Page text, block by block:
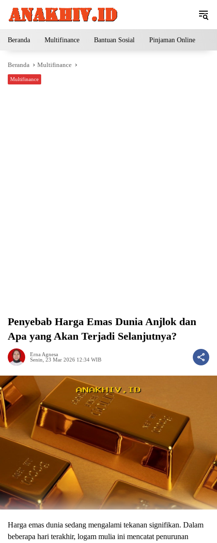
Beranda Multifinance Bantuan Sosial Pinjaman Online
Beranda Multifinance
Multifinance
Penyebab Harga Emas Dunia Anjlok dan
Apa yang Akan Terjadi Selanjutnya?
Erna Agnesa
Senin, 23 Mar 2026 12:34 WIB
Harga emas dunia sedang mengalami tekanan signifikan. Dalam
beberapa hari terakhir, logam mulia ini mencatat penurunan